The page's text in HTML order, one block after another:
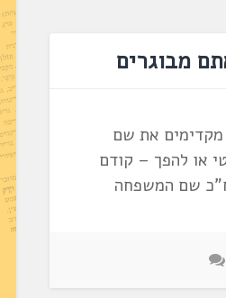
מבוגרים
את שם
או להפך – קודם
שם המשפחה